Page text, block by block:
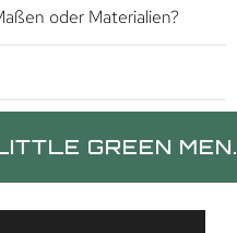
oder Materialien?
GREEN MEN.